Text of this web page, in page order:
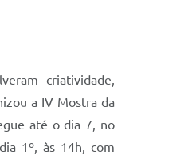
criatividade,
a IV Mostra da
até o dia 7, no
1º, às 14h, com